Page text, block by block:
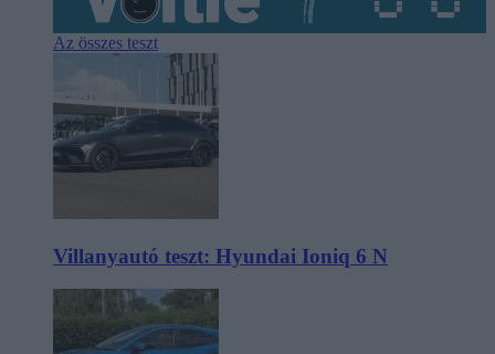
Az összes teszt
Villanyautó teszt: Hyundai Ioniq 6 N